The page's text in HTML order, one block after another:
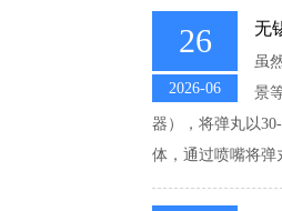
26
2026-06
无
虽
景
器），将弹丸以
体，通过喷嘴将弹